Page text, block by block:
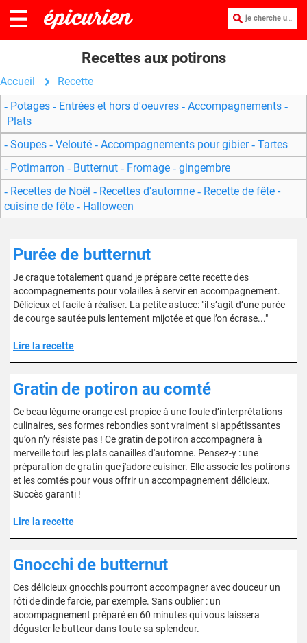
je cherche une recette :
Recettes aux potirons
Accueil
Recette
Potages
Entrées et hors d'oeuvres
Accompagnements
Plats
Soupes
Velouté Accompagnements pour gibier
Tartes
Potimarron
Butternut Fromage
gingembre
Recettes de Noël
Recettes d'automne
Recette de fête -
cuisine de fête
Halloween
Purée de butternut
Je craque totalement quand je prépare cette recette des
accompagnements pour volailles à servir en accompagnement.
Délicieux et facile à réaliser. La petite astuce: "il s’agit d’une purée
de courge sautée puis lentement mijotée et que l’on écrase..."
Lire la recette
Gratin de potiron au comté
Ce beau légume orange est propice à une foule d’interprétations
culinaires, ses formes rebondies sont vraiment si appétissantes
qu’on n’y résiste pas ! Ce gratin de potiron accompagnera à
merveille tout les plats canailles d'automne. Pensez-y : une
préparation de gratin que j'adore cuisiner. Elle associe les potirons
et les comtés pour vous offrir un accompagnement délicieux.
Succès garanti !
Lire la recette
Gnocchi de butternut
Ces délicieux gnocchis pourront accompagner avec douceur un
rôti de dinde farcie, par exemple. Sans oublier : un
accompagnement préparé en 60 minutes qui vous laissera
déguster le butteur dans toute sa splendeur.